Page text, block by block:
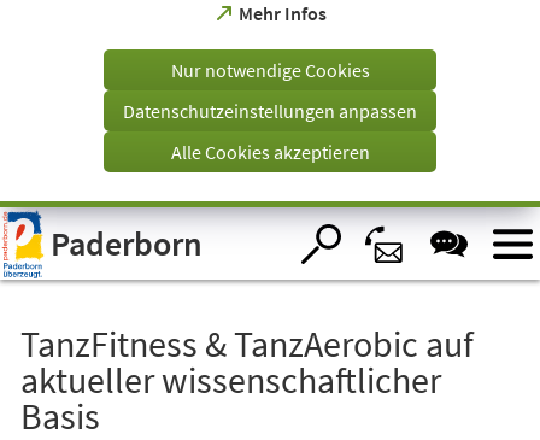
Visuelle
Assistenzsoftware
öffnen.
Mehr Infos
(Öffnet
einem
Tab)
Nur notwendige Cookies
Datenschutzeinstellungen anpassen
Alle Cookies akzeptieren
Paderborn
TanzFitness & TanzAerobic auf
aktueller wissenschaftlicher
Basis